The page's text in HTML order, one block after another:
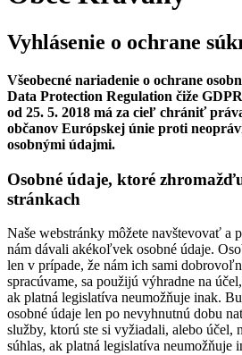
Vyhlásenie o ochrane
Všeobecné nariadenie o ochrane
Data Protection Regulation čiže
od 25. 5. 2018 má za cieľ chrániť
občanov Európskej únie proti
osobnými údajmi.
Osobné údaje, ktoré
stránkach
Naše webstránky môžete navštevovať a
nám dávali akékoľvek osobné údaje.
len v prípade, že nám ich sami
spracúvame, sa použijú výhradne na
ak platná legislatíva neumožňuje inak.
osobné údaje len po nevyhnutnú dobu
služby, ktorú ste si vyžiadali, alebo účel,
súhlas, ak platná legislatíva neumožňuje